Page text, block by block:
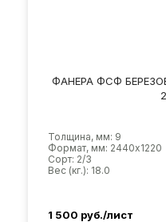
ФАНЕРА ФСФ
Толщина, мм: 9
Формат, мм: 2440х1220
Сорт: 2/3
Вес (кг.): 18.0
1 500 руб./лист